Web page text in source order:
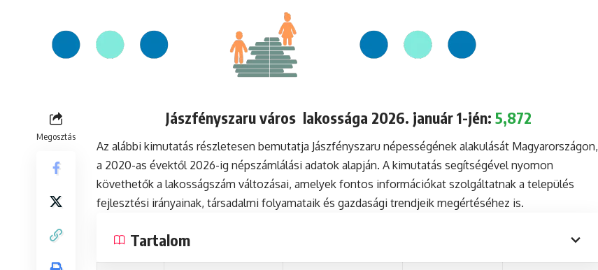
Megosztás
Jászfényszaru város lakossága 2026. január 1-jén: 5,872
Az alábbi kimutatás részletesen bemutatja Jászfényszaru népességének alakulását Magyarországon,
a 2020-as évektől 2026-ig népszámlálási adatok alapján. A kimutatás segítségével nyomon
követhetők a lakosságszám változásai, amelyek fontos információkat szolgáltatnak a település
fejlesztési irányainak, társadalmi folyamataik és gazdasági trendjeik megértéséhez is.
Tartalom